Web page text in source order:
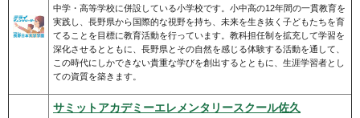
中学・高等学校に併設している小学校です。小中高の12年間の一貫教育を
実践し、長野県から国際的な視野を持ち、未来を生き抜く子どもたちを育
てることを目標に教育活動を行っています。教科担任制を拡充して学習を
深化させるとともに、長野県とその自然を感じる体験する活動を通して、
この時代にしかできない貴重な学びを創出するとともに、生涯学習者とし
ての資質を築きます。
サミットアカデミーエレメンタリースクール佐久